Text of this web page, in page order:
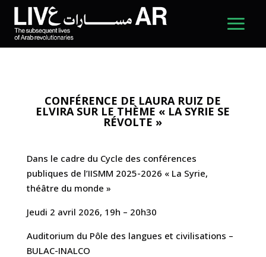
CONFÉRENCE DE LAURA RUIZ DE
ELVIRA SUR LE THÈME « LA SYRIE SE
RÉVOLTE »
Dans le cadre du Cycle des conférences
publiques de l’IISMM 2025-2026 « La Syrie,
théâtre du monde »
Jeudi 2 avril 2026, 19h – 20h30
Auditorium du Pôle des langues et civilisations –
BULAC-INALCO